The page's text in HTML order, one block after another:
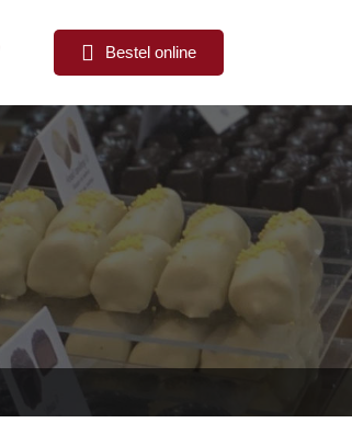
Bestel online